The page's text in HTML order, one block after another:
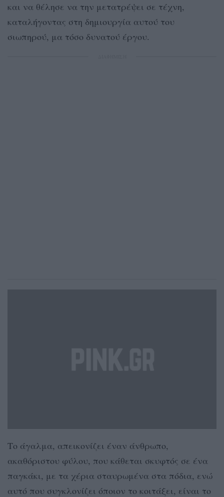
και να θέλησε να την μετατρέψει σε τέχνη,
καταλήγοντας στη δημιουργία αυτού του
σιωπηρού, μα τόσο δυνατού έργου.
Το άγαλμα, απεικονίζει έναν άνθρωπο,
ακαθόριστου φύλου, που κάθεται σκυφτός σε ένα
παγκάκι, με τα χέρια σταυρωμένα στα πόδια, ενώ
αυτό που συγκλονίζει όποιον το κοιτάξει, είναι το